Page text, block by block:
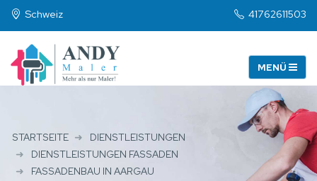
Schweiz 41762611503
STARTSEITE
DIENSTLEISTUNGEN
DIENSTLEISTUNGEN FASSADEN
FASSADENBAU IN AARGAU